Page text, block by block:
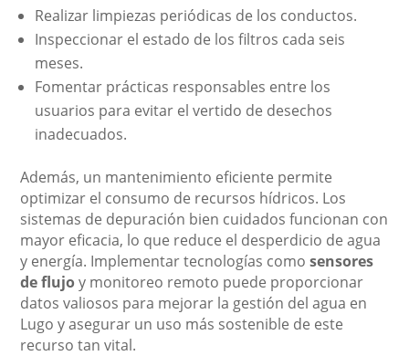
Realizar limpiezas periódicas de los conductos.
Inspeccionar el estado de los filtros cada seis
meses.
Fomentar prácticas responsables entre los
usuarios para evitar el vertido de desechos
inadecuados.
Además, un mantenimiento eficiente permite
optimizar el consumo de recursos hídricos. Los
sistemas de depuración bien cuidados funcionan con
mayor eficacia, lo que reduce el desperdicio de agua
y energía. Implementar tecnologías comosensores
de flujoy monitoreo remoto puede proporcionar
datos valiosos para mejorar la gestión del agua en
Lugo y asegurar un uso más sostenible de este
recurso tan vital.